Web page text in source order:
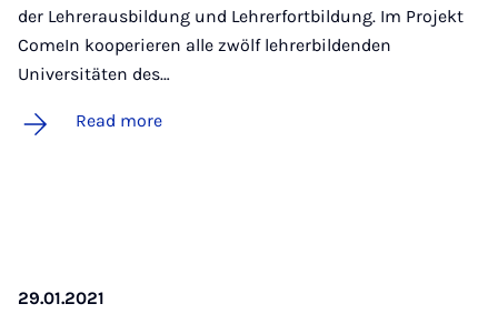
der Lehrerausbildung und Lehrerfortbildung. Im Projekt
ComeIn kooperieren alle zwölf lehrerbildenden
Universitäten des…
Read more
29.01.2021